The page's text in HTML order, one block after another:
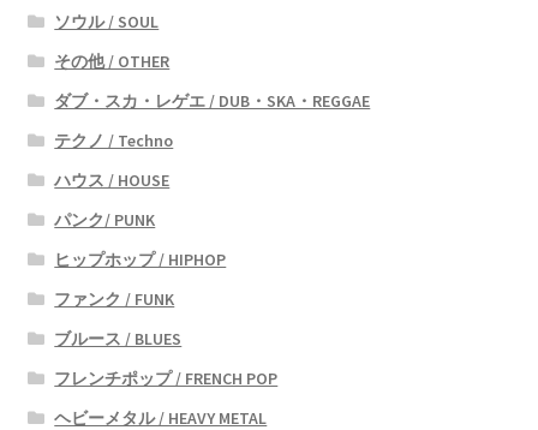
ソウル / SOUL
その他 / OTHER
ダブ・スカ・レゲエ / DUB・SKA・REGGAE
テクノ / Techno
ハウス / HOUSE
パンク/ PUNK
ヒップホップ / HIPHOP
ファンク / FUNK
ブルース / BLUES
フレンチポップ / FRENCH POP
ヘビーメタル / HEAVY METAL